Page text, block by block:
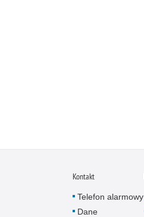
Kontakt
Telefon alarmowy
Dane